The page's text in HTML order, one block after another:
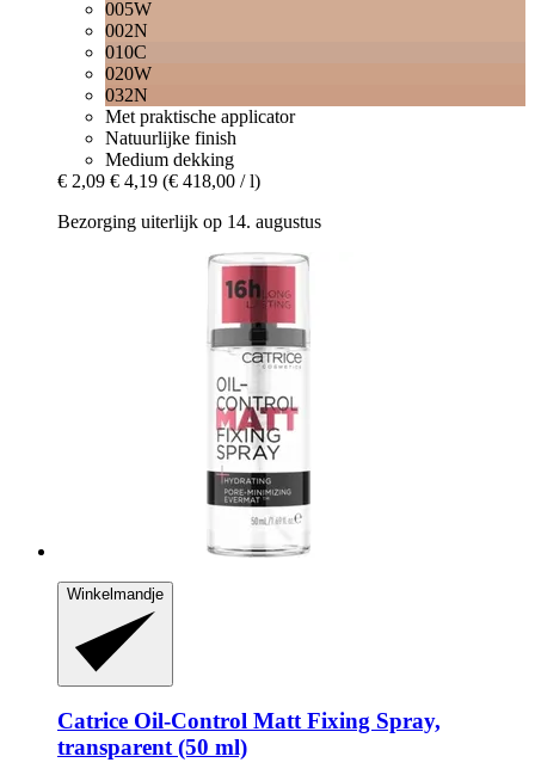
005W
002N
010C
020W
032N
Met praktische applicator
Natuurlijke finish
Medium dekking
€ 2,09 € 4,19 (€ 418,00 / l)
Bezorging uiterlijk op 14. augustus
Winkelmandje
Catrice Oil-​Control Matt Fixing Spray,
transparent (50 ml)